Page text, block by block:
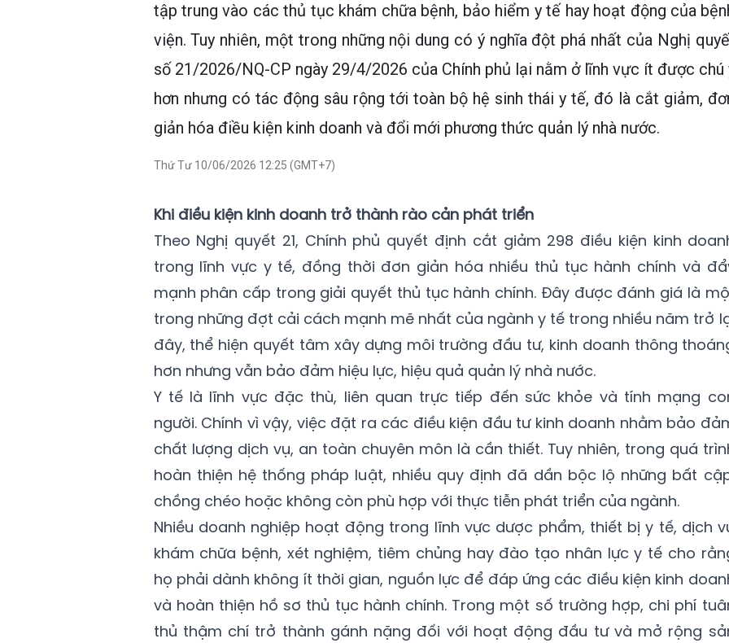
tập trung vào các thủ tục khám chữa bệnh, bảo hiểm y tế hay hoạt động của
viện. Tuy nhiên, một trong những nội dung có ý nghĩa đột phá nhất của Nghị
số 21/2026/NQ-CP ngày 29/4/2026 của Chính phủ lại nằm ở lĩnh vực ít được chú
hơn nhưng có tác động sâu rộng tới toàn bộ hệ sinh thái y tế, đó là cắt giảm,
giản hóa điều kiện kinh doanh và đổi mới phương thức quản lý nhà nước.
Thứ Tư 10/06/2026 12:25 (GMT+7)
Khi điều kiện kinh doanh trở thành rào cản phát triển
Theo Nghị quyết 21, Chính phủ quyết định cắt giảm 298 điều kiện kinh
trong lĩnh vực y tế, đồng thời đơn giản hóa nhiều thủ tục hành chính và
mạnh phân cấp trong giải quyết thủ tục hành chính. Đây được đánh giá là
trong những đợt cải cách mạnh mẽ nhất của ngành y tế trong nhiều năm trở
đây, thể hiện quyết tâm xây dựng môi trường đầu tư, kinh doanh thông
hơn nhưng vẫn bảo đảm hiệu lực, hiệu quả quản lý nhà nước.
Y tế là lĩnh vực đặc thù, liên quan trực tiếp đến sức khỏe và tính mạng
người. Chính vì vậy, việc đặt ra các điều kiện đầu tư kinh doanh nhằm bảo
chất lượng dịch vụ, an toàn chuyên môn là cần thiết. Tuy nhiên, trong quá
hoàn thiện hệ thống pháp luật, nhiều quy định đã dần bộc lộ những bất
chồng chéo hoặc không còn phù hợp với thực tiễn phát triển của ngành.
Nhiều doanh nghiệp hoạt động trong lĩnh vực dược phẩm, thiết bị y tế, dịch
khám chữa bệnh, xét nghiệm, tiêm chủng hay đào tạo nhân lực y tế cho
họ phải dành không ít thời gian, nguồn lực để đáp ứng các điều kiện kinh
và hoàn thiện hồ sơ thủ tục hành chính. Trong một số trường hợp, chi phí
thủ thậm chí trở thành gánh nặng đối với hoạt động đầu tư và mở rộng